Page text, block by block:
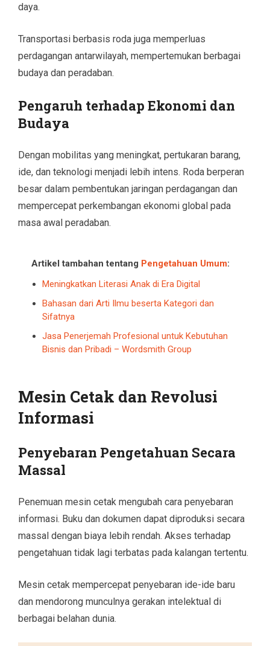
daya.
Transportasi berbasis roda juga memperluas
perdagangan antarwilayah, mempertemukan berbagai
budaya dan peradaban.
Pengaruh terhadap Ekonomi dan
Budaya
Dengan mobilitas yang meningkat, pertukaran barang,
ide, dan teknologi menjadi lebih intens. Roda berperan
besar dalam pembentukan jaringan perdagangan dan
mempercepat perkembangan ekonomi global pada
masa awal peradaban.
Artikel tambahan tentang Pengetahuan Umum:
Meningkatkan Literasi Anak di Era Digital
Bahasan dari Arti Ilmu beserta Kategori dan
Sifatnya
Jasa Penerjemah Profesional untuk Kebutuhan
Bisnis dan Pribadi – Wordsmith Group
Mesin Cetak dan Revolusi
Informasi
Penyebaran Pengetahuan Secara
Massal
Penemuan mesin cetak mengubah cara penyebaran
informasi. Buku dan dokumen dapat diproduksi secara
massal dengan biaya lebih rendah. Akses terhadap
pengetahuan tidak lagi terbatas pada kalangan tertentu.
Mesin cetak mempercepat penyebaran ide-ide baru
dan mendorong munculnya gerakan intelektual di
berbagai belahan dunia.